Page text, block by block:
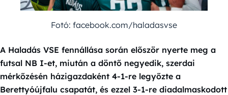
Fotó: facebook.com/haladasvse
A Haladás VSE fennállása során először nyerte meg a
futsal NB I-et, miután a döntő negyedik, szerdai
mérkőzésén házigazdaként 4-1-re legyőzte a
Berettyóújfalu csapatát, és ezzel 3-1-re diadalmaskodott